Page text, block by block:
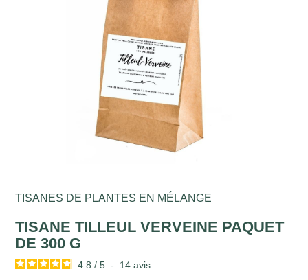
TISANES DE PLANTES EN MÉLANGE
TISANE TILLEUL VERVEINE PAQUET
DE 300 G
4.8 / 5 - 14avis